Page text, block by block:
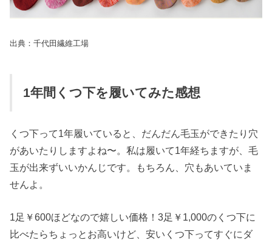
出典：千代田繊維工場
1年間くつ下を履いてみた感想
くつ下って1年履いていると、だんだん毛玉ができたり穴
があいたりしますよね〜。私は履いて1年経ちますが、毛
玉が出来ずいいかんじです。もちろん、穴もあいていま
せんよ。
1足￥600ほどなので嬉しい価格！3足￥1,000のくつ下に
比べたらちょっとお高いけど、安いくつ下ってすぐにダ